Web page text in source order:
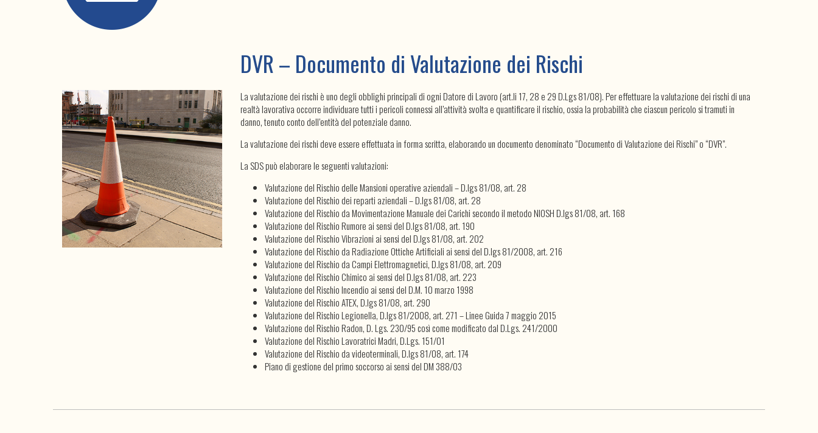
DVR – Documento di Valutazione dei Rischi
La valutazione dei rischi è uno degli obblighi principali di ogni Datore di Lavoro (art.li 17, 28 e 29 D.Lgs 81/08). Per effettuare la valutazione dei rischi di una
realtà lavorativa occorre individuare tutti i pericoli connessi all’attività svolta e quantificare il rischio, ossia la probabilità che ciascun pericolo si tramuti in
danno, tenuto conto dell’entità del potenziale danno.
La valutazione dei rischi deve essere effettuata in forma scritta, elaborando un documento denominato “Documento di Valutazione dei Rischi” o “DVR”.
La SDS può elaborare le seguenti valutazioni:
Valutazione del Rischio delle Mansioni operative aziendali – D.lgs 81/08, art. 28
Valutazione del Rischio dei reparti aziendali – D.lgs 81/08, art. 28
Valutazione del Rischio da Movimentazione Manuale dei Carichi secondo il metodo NIOSH D.lgs 81/08, art. 168
Valutazione del Rischio Rumore ai sensi del D.lgs 81/08, art. 190
Valutazione del Rischio Vibrazioni ai sensi del D.lgs 81/08, art. 202
Valutazione del Rischio da Radiazione Ottiche Artificiali ai sensi del D.lgs 81/2008, art. 216
Valutazione del Rischio da Campi Elettromagnetici, D.lgs 81/08, art. 209
Valutazione del Rischio Chimico ai sensi del D.lgs 81/08, art. 223
Valutazione del Rischio Incendio ai sensi del D.M. 10 marzo 1998
Valutazione del Rischio ATEX, D.lgs 81/08, art. 290
Valutazione del Rischio Legionella, D.lgs 81/2008, art. 271 – Linee Guida 7 maggio 2015
Valutazione del Rischio Radon, D. Lgs. 230/95 così come modificato dal D.Lgs. 241/2000
Valutazione del Rischio Lavoratrici Madri, D.Lgs. 151/01
Valutazione del Rischio da videoterminali, D.lgs 81/08, art. 174
Piano di gestione del primo soccorso ai sensi del DM 388/03